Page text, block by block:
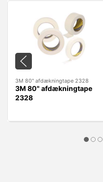
3M 80" afdækningtape 2328
3M 80" afdækningtape
2328